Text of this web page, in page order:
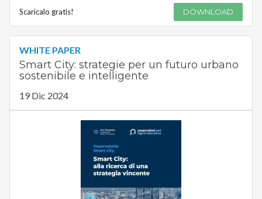
Scaricalo gratis! DOWNLOAD
WHITE PAPER
Smart City: strategie per un futuro urbano
sostenibile e intelligente
19 Dic 2024